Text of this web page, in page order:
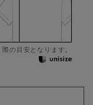
の目安となります。